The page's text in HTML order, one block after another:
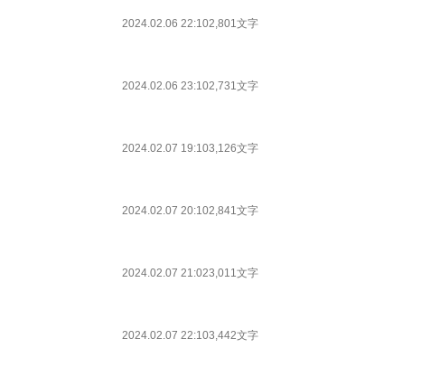
2024.02.06 22:102,801文字
2024.02.06 23:102,731文字
2024.02.07 19:103,126文字
2024.02.07 20:102,841文字
2024.02.07 21:023,011文字
2024.02.07 22:103,442文字